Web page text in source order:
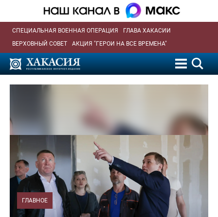
СПЕЦИАЛЬНАЯ ВОЕННАЯ ОПЕРАЦИЯ
ГЛАВА ХАКАСИИ
ВЕРХОВНЫЙ СОВЕТ
АКЦИЯ "ГЕРОИ НА ВСЕ ВРЕМЕНА"
ГЛАВНОЕ